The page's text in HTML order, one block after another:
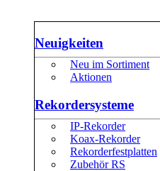
Neuigkeiten
Neu im Sortiment
Aktionen
Rekordersysteme
IP-Rekorder
Koax-Rekorder
Rekorderfestplatten
Zubehör RS